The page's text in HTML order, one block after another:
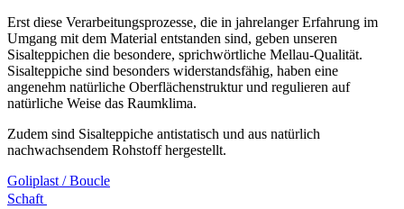
Erst diese Verarbeitungsprozesse, die in jahrelanger Erfahrung im
Umgang mit dem Material entstanden sind, geben unseren
Sisalteppichen die besondere, sprichwörtliche Mellau-Qualität.
Sisalteppiche sind besonders widerstandsfähig, haben eine
angenehm natürliche Oberflächenstruktur und regulieren auf
natürliche Weise das Raumklima.
Zudem sind Sisalteppiche antistatisch und aus natürlich
nachwachsendem Rohstoff hergestellt.
Goliplast / Boucle
Schaft